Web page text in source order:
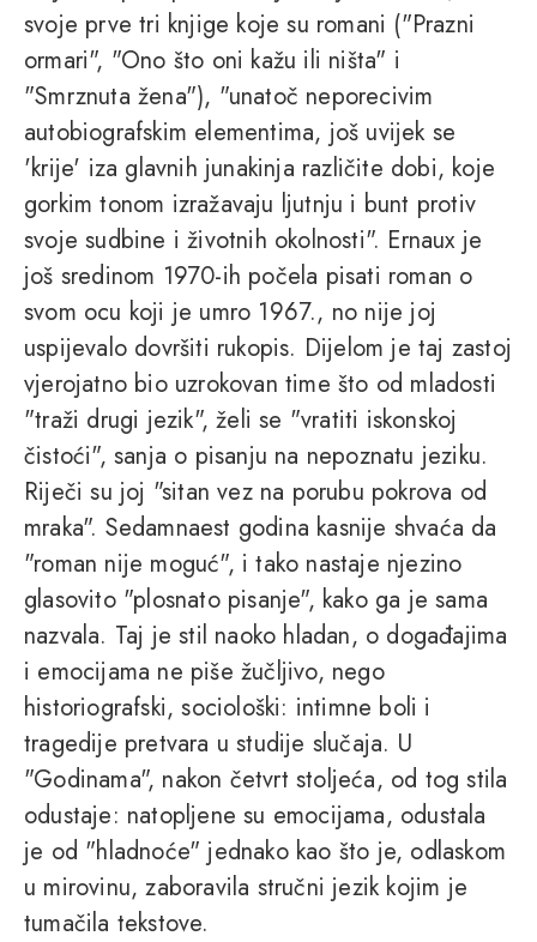
svoje prve tri knjige koje su romani ("Prazni
ormari", "Ono što oni kažu ili ništa" i
"Smrznuta žena"), "unatoč neporecivim
autobiografskim elementima, još uvijek se
'krije' iza glavnih junakinja različite dobi, koje
gorkim tonom izražavaju ljutnju i bunt protiv
svoje sudbine i životnih okolnosti". Ernaux je
još sredinom 1970-ih počela pisati roman o
svom ocu koji je umro 1967., no nije joj
uspijevalo dovršiti rukopis. Dijelom je taj zastoj
vjerojatno bio uzrokovan time što od mladosti
"traži drugi jezik", želi se "vratiti iskonskoj
čistoći", sanja o pisanju na nepoznatu jeziku.
Riječi su joj "sitan vez na porubu pokrova od
mraka". Sedamnaest godina kasnije shvaća da
"roman nije moguć", i tako nastaje njezino
glasovito "plosnato pisanje", kako ga je sama
nazvala. Taj je stil naoko hladan, o događajima
i emocijama ne piše žučljivo, nego
historiografski, sociološki: intimne boli i
tragedije pretvara u studije slučaja. U
"Godinama", nakon četvrt stoljeća, od tog stila
odustaje: natopljene su emocijama, odustala
je od "hladnoće" jednako kao što je, odlaskom
u mirovinu, zaboravila stručni jezik kojim je
tumačila tekstove.